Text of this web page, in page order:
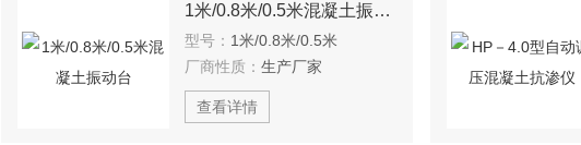
1米/0.8米/0.5米混凝土振动台
型号： 1米/0.8米/0.5米
厂商性质： 生产厂家
查看详情